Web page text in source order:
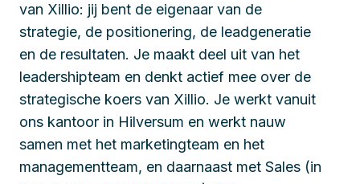
van Xillio: jij bent de eigenaar van de
strategie, de positionering, de leadgeneratie
en de resultaten. Je maakt deel uit van het
leadershipteam en denkt actief mee over de
strategische koers van Xillio. Je werkt vanuit
ons kantoor in Hilversum en werkt nauw
samen met het marketingteam en het
managementteam, en daarnaast met Sales (in